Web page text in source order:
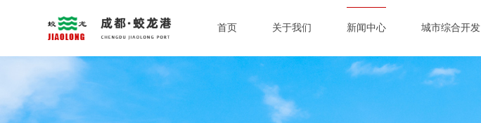
首页 关于我们
蛟龙简介
董事局主席简介
党建工作
新闻中心
蛟龙动态
城市综合开发
园区开发
CBD中心